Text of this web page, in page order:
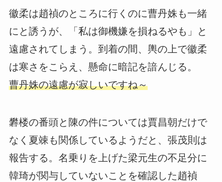
徽柔は趙禎のところに行くのに曹丹姝も一緒
にと誘うが、「私は御機嫌を損ねるやも」と
遠慮されてしまう。到着の間、輿の上で徽柔
は寒さをこらえ、懸命に暗記を諳んじる。
曹丹姝の遠慮が寂しいですね～
礬楼の番頭と陳の件については賈昌朝だけで
なく夏竦も関係しているようだと、張茂則は
報告する。名乗りを上げた梁元生の不足分に
韓琦が関与していないことを確認した趙禎